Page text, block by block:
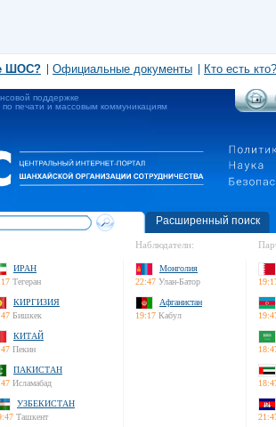
ШОС? Официальные документы Кто есть кто?
поддержке
печати и массовым коммуникациям
Расширенный поиск
ИРАН
Тегеран
КИРГИЗИЯ
Бишкек
КИТАЙ
Пекин
ПАКИСТАН
Исламабад
УЗБЕКИСТАН
Ташкент
Наблюдатели:
Монголия
22:47 Улан-Батор
Афганистан
19:17 Кабул